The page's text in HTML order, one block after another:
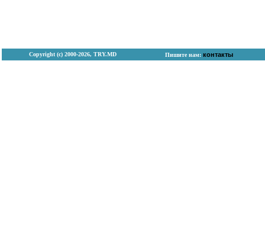
Copyright (с) 2000-2026, TRY.MD Пишите нам: контакты